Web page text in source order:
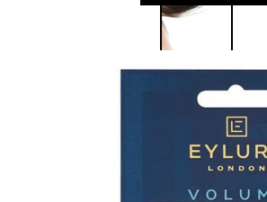
Corpo
Trattamento
corpo
Trattamento
mani e piedi